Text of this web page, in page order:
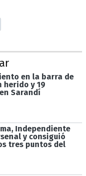
en la barra de
herido y 19
Sarandí
Independiente
y consiguió
tres puntos del